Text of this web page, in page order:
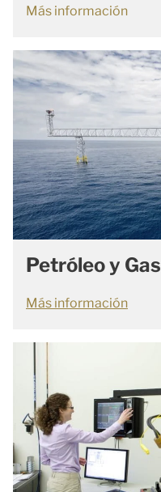
Más información
Petróleo y Gas
Más información